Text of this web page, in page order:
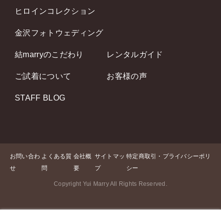
ヒロインコレクション
金沢フォトウェディング
結marryのこだわり レンタルガイド
ご試着について お客様の声
STAFF BLOG
お問い合わ
せ
よくある質
問
会社概
要
サイトマッ
プ
特定商取引・プライバシーポリ
シー
Copyright Yui Marry All Rights Reserved.